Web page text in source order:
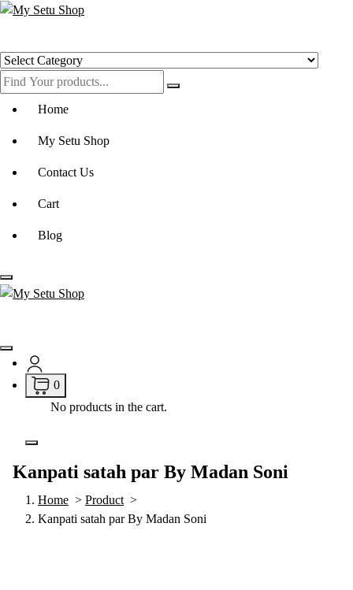
Home
My Setu Shop
Contact Us
Cart
Blog
0
No products in the cart.
Kanpati satah par By Madan Soni
Home > Product >
Kanpati satah par By Madan Soni